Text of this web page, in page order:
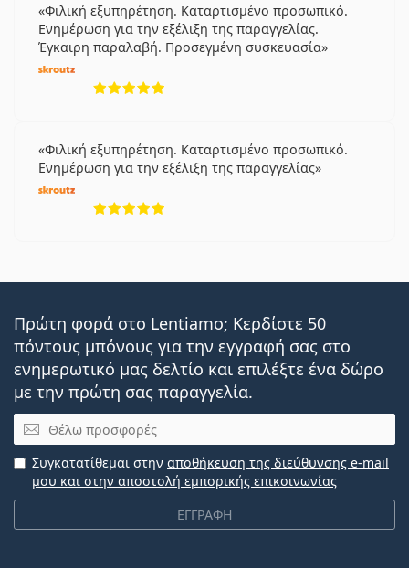
Φιλική εξυπηρέτηση. Καταρτισμένο προσωπικό.
Ενημέρωση για την εξέλιξη της παραγγελίας.
Έγκαιρη παραλαβή. Προσεγμένη συσκευασία
Φιλική εξυπηρέτηση. Καταρτισμένο προσωπικό.
Ενημέρωση για την εξέλιξη της παραγγελίας
Πρώτη φορά στο Lentiamo; Κερδίστε 50
πόντους μπόνους για την εγγραφή σας στο
ενημερωτικό μας δελτίο και επιλέξτε ένα δώρο
με την πρώτη σας παραγγελία.
Email
ΕΓΓΡΑΦΗ
Συγκατατίθεμαι στην αποθήκευση της διεύθυνσης e-mail
μου και στην αποστολή εμπορικής επικοινωνίας